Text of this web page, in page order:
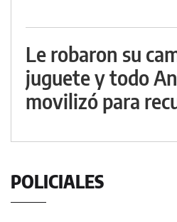
Le robaron su
juguete y todo
movilizó para
POLICIALES